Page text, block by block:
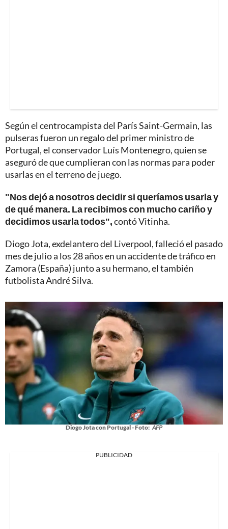
Según el centrocampista del París Saint-Germain, las
pulseras fueron un regalo del primer ministro de
Portugal, el conservador Luís Montenegro, quien se
aseguró de que cumplieran con las normas para poder
usarlas en el terreno de juego.
"Nos dejó a nosotros decidir si queríamos usarla y
de qué manera. La recibimos con mucho cariño y
decidimos usarla todos",contó Vitinha.
Diogo Jota, exdelantero del Liverpool, falleció el pasado
mes de julio a los 28 años en un accidente de tráfico en
Zamora (España) junto a su hermano, el también
futbolista André Silva.
Diogo Jota con Portugal - Foto: AFP
PUBLICIDAD